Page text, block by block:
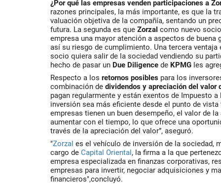
¿Por qué las empresas venden participaciones a
razones principales, la más importante, es que la
valuación objetiva de la compañía, sentando un
futura. La segunda es que Zorzal como nuevo
empresa una mayor atención a aspectos de buena
así su riesgo de cumplimiento. Una tercera ventaja
socio quiera salir de la sociedad vendiendo su
hecho de pasar un Due Diligence de KPMG les
Respecto a los retornos posibles para los
combinación de dividendos y apreciación del valor
pagan regularmente y están exentos de Impuesto
inversión sea más eficiente desde el punto de
empresas tienen un buen desempeño, el valor de
aumentar con el tiempo, lo que ofrece una
través de la apreciación del valor”, aseguró.
"Zorzal es el vehículo de inversión de la sociedad,
cargo de Capital Oriental, la firma a la que
empresa especializada en finanzas corporativas,
empresas para invertir, negociar adquisiciones y
financieros",concluyó.